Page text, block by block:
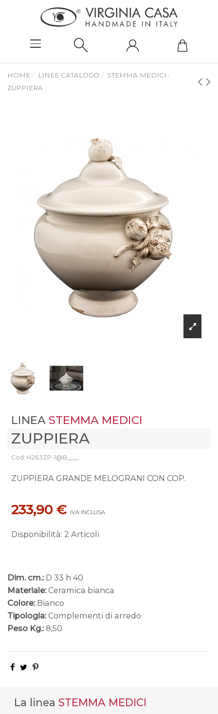
HOME LINEE CATALOGO
STEMMA MEDICI
ZUPPIERA
LINEA STEMMA MEDICI
ZUPPIERA
Cod: H263ZP-1@B____
ZUPPIERA GRANDE MELOGRANI CON COP.
233,90 € IVA INCLUSA
Disponibilità: 2 Articoli
Dim. cm.: D 33 h 40
Materiale: Ceramica bianca
Colore: Bianco
Tipologia: Complementi di arredo
Peso Kg.: 8,50
La linea STEMMA MEDICI